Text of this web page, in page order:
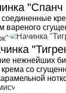
"Спанч
вареного
нежнейших
крема со